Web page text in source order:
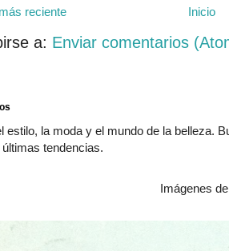
reciente Inicio
a: Enviar comentarios
estilo, la moda y el mundo de la belleza.
tendencias.
Imágenes